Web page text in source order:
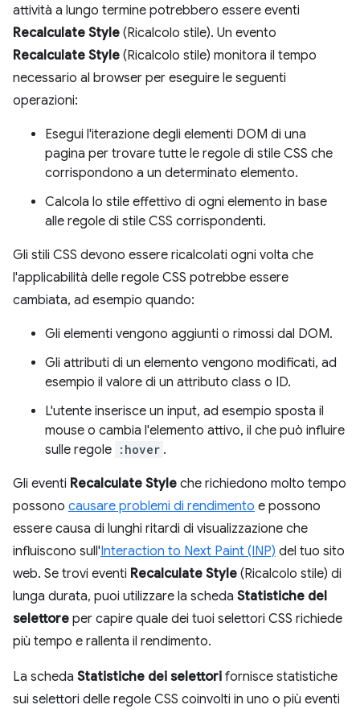
attività a lungo termine potrebbero essere eventi
Recalculate Style (Ricalcolo stile). Un evento
Recalculate Style (Ricalcolo stile) monitora il tempo
necessario al browser per eseguire le seguenti
operazioni:
Esegui l'iterazione degli elementi DOM di una
pagina per trovare tutte le regole di stile CSS che
corrispondono a un determinato elemento.
Calcola lo stile effettivo di ogni elemento in base
alle regole di stile CSS corrispondenti.
Gli stili CSS devono essere ricalcolati ogni volta che
l'applicabilità delle regole CSS potrebbe essere
cambiata, ad esempio quando:
Gli elementi vengono aggiunti o rimossi dal DOM.
Gli attributi di un elemento vengono modificati, ad
esempio il valore di un attributo class o ID.
L'utente inserisce un input, ad esempio sposta il
mouse o cambia l'elemento attivo, il che può influire
sulle regole :hover .
Gli eventi Recalculate Style che richiedono molto tempo
possono causare problemi di rendimento e possono
essere causa di lunghi ritardi di visualizzazione che
influiscono sull'Interaction to Next Paint (INP) del tuo sito
web. Se trovi eventi Recalculate Style (Ricalcolo stile) di
lunga durata, puoi utilizzare la scheda Statistiche del
selettore per capire quale dei tuoi selettori CSS richiede
più tempo e rallenta il rendimento.
La scheda Statistiche dei selettori fornisce statistiche
sui selettori delle regole CSS coinvolti in uno o più eventi